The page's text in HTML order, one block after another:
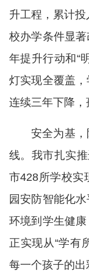
升工程，累计
校办学条件显
年提升行动和“
灯实现全覆盖
连续三年下降，
安全为基
线。我市扎实
市428所学校实
园安防智能化
环境到学生健
正实现从“学有
每一个孩子的出